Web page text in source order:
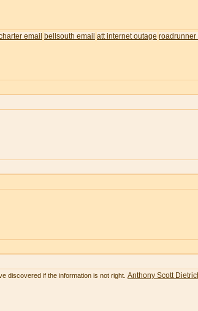
email bellsouth email att internet outage roadrunner
discovered if the information is not right. Anthony Scott